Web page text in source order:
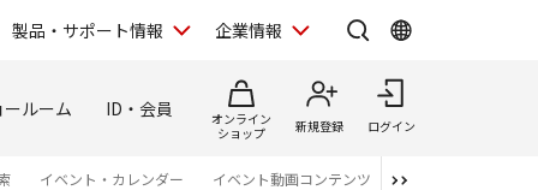
製品・サポート情報 企業情報
ルーム ID・会員
オンライン
ショップ
新規登録 ログイン
イベント・カレンダー イベント動画コンテンツ 番組スタッフが語